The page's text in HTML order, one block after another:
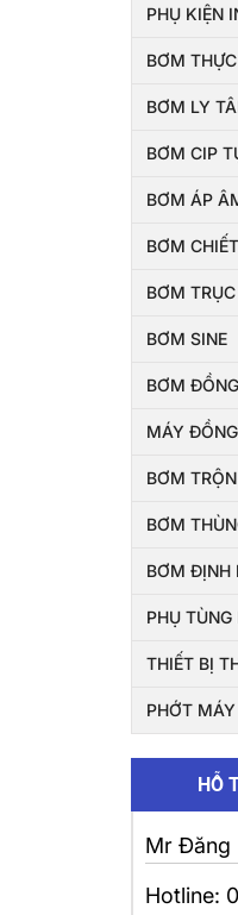
PHỤ KIỆN
BƠM
BƠM LY
BƠM CIP
BƠM ÁP
BƠM
BƠM
BƠM SINE
BƠM
MÁY
BƠM
BƠM
BƠM ĐỊNH
PHỤ
THIẾT BỊ
PHỚT
HỖ
Mr Đăng
Hotline: